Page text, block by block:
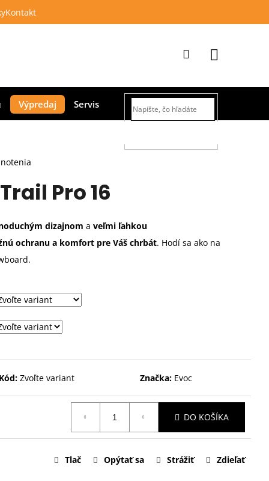
Kontakt
Výpredaj Servis
Prihlásenie
košík
Pro 16
dizajnom a veľmi ľahkou
ochranu a komfort pre Váš chrbát. Hodí sa ako na
Kód: Zvoľte variant Značka: Evoc
DO KOŠÍKA
Tlač Opýtať sa Strážiť Zdieľať